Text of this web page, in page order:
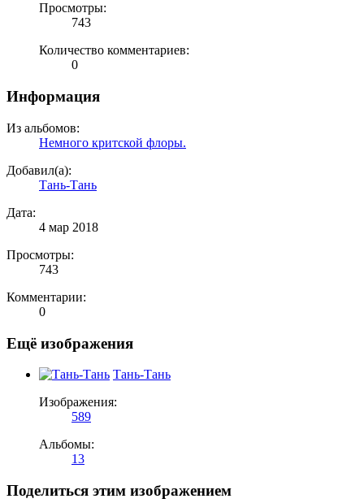
Просмотры:
743
Количество комментариев:
0
Информация
Из альбомов:
Немного критской флоры.
Добавил(а):
Тань-Тань
Дата:
4 мар 2018
Просмотры:
743
Комментарии:
0
Ещё изображения
Тань-Тань
Изображения:
589
Альбомы:
13
Поделиться этим изображением